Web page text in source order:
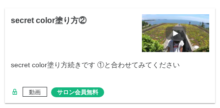
secret color塗り方②
secret color塗り方続きです ①と合わせてみてください
動画 サロン会員無料